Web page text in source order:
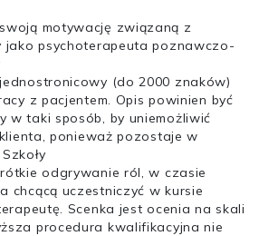
motywację związaną z
jako psychoterapeuta poznawczo-
(do 2000 znaków)
z pacjentem. Opis powinien być
w taki sposób, by uniemożliwić
ponieważ pozostaje w
odgrywanie ról, w czasie
chcącą uczestniczyć w kursie
Scenka jest ocenia na skali
procedura kwalifikacyjna nie